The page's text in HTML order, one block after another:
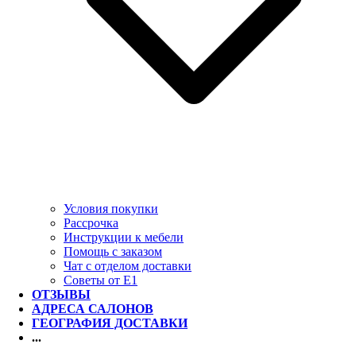
Условия покупки
Рассрочка
Инструкции к мебели
Помощь с заказом
Чат с отделом доставки
Советы от Е1
ОТЗЫВЫ
АДРЕСА САЛОНОВ
ГЕОГРАФИЯ ДОСТАВКИ
...